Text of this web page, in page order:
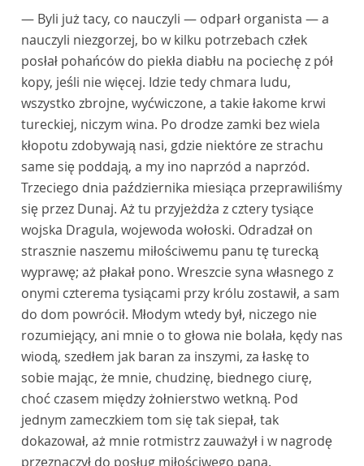
— Byli już tacy, co nauczyli — odparł organista — a
nauczyli niezgorzej, bo w kilku potrzebach człek
posłał pohańców do piekła diabłu na pociechę z pół
kopy, jeśli nie więcej. Idzie tedy chmara ludu,
wszystko zbrojne, wyćwiczone, a takie łakome krwi
tureckiej, niczym wina. Po drodze zamki bez wiela
kłopotu zdobywają nasi, gdzie niektóre ze strachu
same się poddają, a my ino naprzód a naprzód.
Trzeciego dnia października miesiąca przeprawiliśmy
się przez Dunaj. Aż tu przyjeżdża z cztery tysiące
wojska Dragula, wojewoda wołoski. Odradzał on
strasznie naszemu miłościwemu panu tę turecką
wyprawę; aż płakał pono. Wreszcie syna własnego z
onymi czterema tysiącami przy królu zostawił, a sam
do dom powrócił. Młodym wtedy był, niczego nie
rozumiejący, ani mnie o to głowa nie bolała, kędy nas
wiodą, szedłem jak baran za inszymi, za łaskę to
sobie mając, że mnie, chudzinę, biednego ciurę,
choć czasem między żołnierstwo wetkną. Pod
jednym zameczkiem tom się tak siepał, tak
dokazował, aż mnie rotmistrz zauważył i w nagrodę
przeznaczył do posług miłościwego pana.